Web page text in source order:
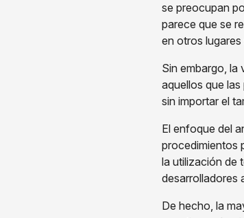
se preocupan
parece que se
en otros
Sin embargo, la
aquellos que
sin importar el
El enfoque del
procedimientos
la utilización de
desarrolladores
De hecho, la